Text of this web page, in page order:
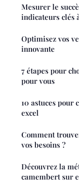
Mesurer le
indicateurs clés
Optimisez vos
innovante
7 étapes pour
pour vous
10 astuces pour
excel
Comment
vos besoins ?
Découvrez la
camembert sur